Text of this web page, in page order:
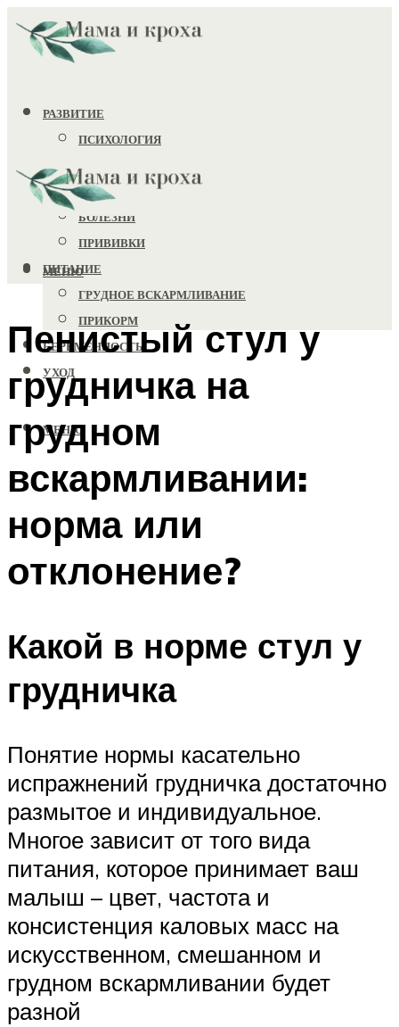
РАЗВИТИЕ
ПСИХОЛОГИЯ
ИГРУШКИ
ЗДОРОВЬЕ
БОЛЕЗНИ
ПРИВИВКИ
ПИТАНИЕ
ГРУДНОЕ ВСКАРМЛИВАНИЕ
ПРИКОРМ
БЕРЕМЕННОСТЬ
УХОД
МЕНЮ
МЕНЮ
Пенистый стул у
грудничка на
грудном
вскармливании:
норма или
отклонение?
Какой в норме стул у
грудничка
Понятие нормы касательно
испражнений грудничка достаточно
размытое и индивидуальное.
Многое зависит от того вида
питания, которое принимает ваш
малыш – цвет, частота и
консистенция каловых масс на
искусственном, смешанном и
грудном вскармливании будет
разной